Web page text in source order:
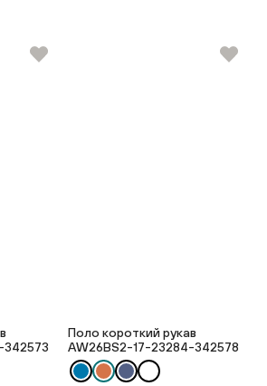
342573
Поло короткий рукав
AW26BS2-17-23284-342578